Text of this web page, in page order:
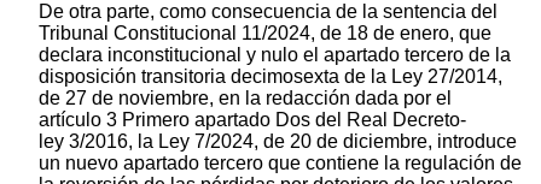
De otra parte, como consecuencia de la sentencia del
Tribunal Constitucional 11/2024, de 18 de enero, que
declara inconstitucional y nulo el apartado tercero de la
disposición transitoria decimosexta de la Ley 27/2014,
de 27 de noviembre, en la redacción dada por el
artículo 3 Primero apartado Dos del Real Decreto-
ley 3/2016, la Ley 7/2024, de 20 de diciembre, introduce
un nuevo apartado tercero que contiene la regulación de